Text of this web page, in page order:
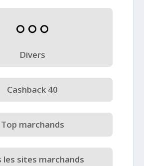
Divers
Cashback 40
Top marchands
les sites marchands